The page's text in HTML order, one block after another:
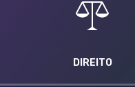
DIREITO